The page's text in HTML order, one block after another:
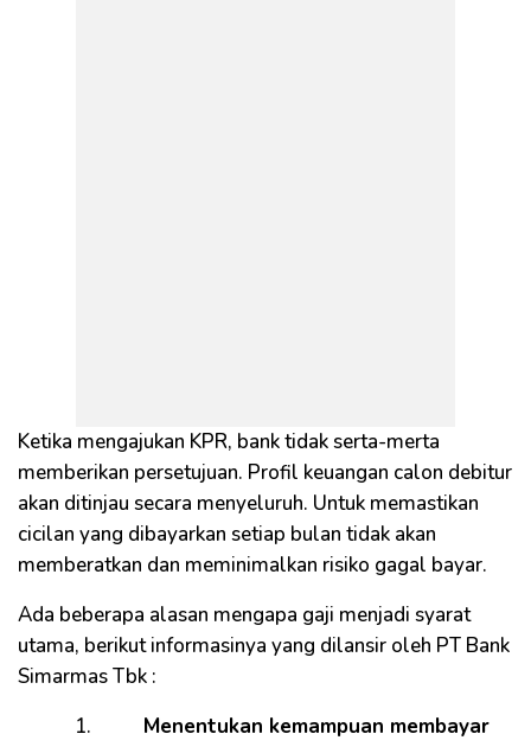
Ketika mengajukan KPR, bank tidak serta-merta
memberikan persetujuan. Profil keuangan calon debitur
akan ditinjau secara menyeluruh. Untuk memastikan
cicilan yang dibayarkan setiap bulan tidak akan
memberatkan dan meminimalkan risiko gagal bayar.
Ada beberapa alasan mengapa gaji menjadi syarat
utama, berikut informasinya yang dilansir oleh PT Bank
Simarmas Tbk :
1. Menentukan kemampuan membayar